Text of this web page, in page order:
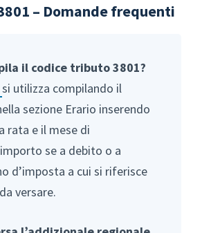
– Domande frequenti
il codice tributo 3801?
si utilizza compilando il
sezione Erario inserendo
rata e il mese di
se a debito o a
d’imposta a cui si riferisce
versare.